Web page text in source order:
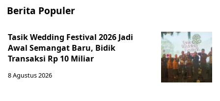
Berita Populer
Tasik Wedding Festival 2026 Jadi
Awal Semangat Baru, Bidik
Transaksi Rp 10 Miliar
8 Agustus 2026